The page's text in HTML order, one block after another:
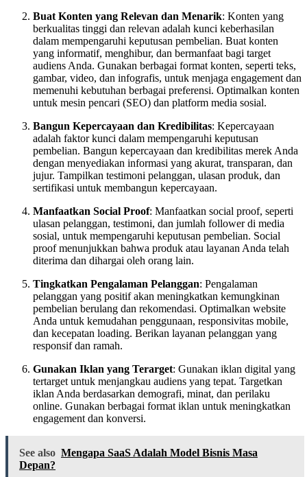
Buat Konten yang Relevan dan Menarik: Konten yang
berkualitas tinggi dan relevan adalah kunci keberhasilan
dalam mempengaruhi keputusan pembelian. Buat konten
yang informatif, menghibur, dan bermanfaat bagi target
audiens Anda. Gunakan berbagai format konten, seperti teks,
gambar, video, dan infografis, untuk menjaga engagement dan
memenuhi kebutuhan berbagai preferensi. Optimalkan konten
untuk mesin pencari (SEO) dan platform media sosial.
Bangun Kepercayaan dan Kredibilitas: Kepercayaan
adalah faktor kunci dalam mempengaruhi keputusan
pembelian. Bangun kepercayaan dan kredibilitas merek Anda
dengan menyediakan informasi yang akurat, transparan, dan
jujur. Tampilkan testimoni pelanggan, ulasan produk, dan
sertifikasi untuk membangun kepercayaan.
Manfaatkan Social Proof: Manfaatkan social proof, seperti
ulasan pelanggan, testimoni, dan jumlah follower di media
sosial, untuk mempengaruhi keputusan pembelian. Social
proof menunjukkan bahwa produk atau layanan Anda telah
diterima dan dihargai oleh orang lain.
Tingkatkan Pengalaman Pelanggan: Pengalaman
pelanggan yang positif akan meningkatkan kemungkinan
pembelian berulang dan rekomendasi. Optimalkan website
Anda untuk kemudahan penggunaan, responsivitas mobile,
dan kecepatan loading. Berikan layanan pelanggan yang
responsif dan ramah.
Gunakan Iklan yang Terarget: Gunakan iklan digital yang
tertarget untuk menjangkau audiens yang tepat. Targetkan
iklan Anda berdasarkan demografi, minat, dan perilaku
online. Gunakan berbagai format iklan untuk meningkatkan
engagement dan konversi.
See also Mengapa SaaS Adalah Model Bisnis Masa
Depan?